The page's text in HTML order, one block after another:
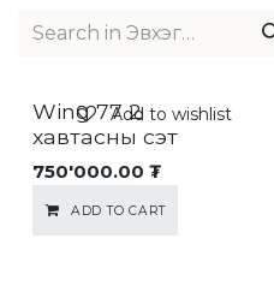
Wing 77 2
хавтасны сэт
750'000.00 ₮
ADD TO CART
Add to wishlist